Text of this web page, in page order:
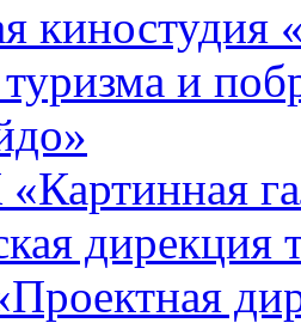
киностудия
и
дирекция